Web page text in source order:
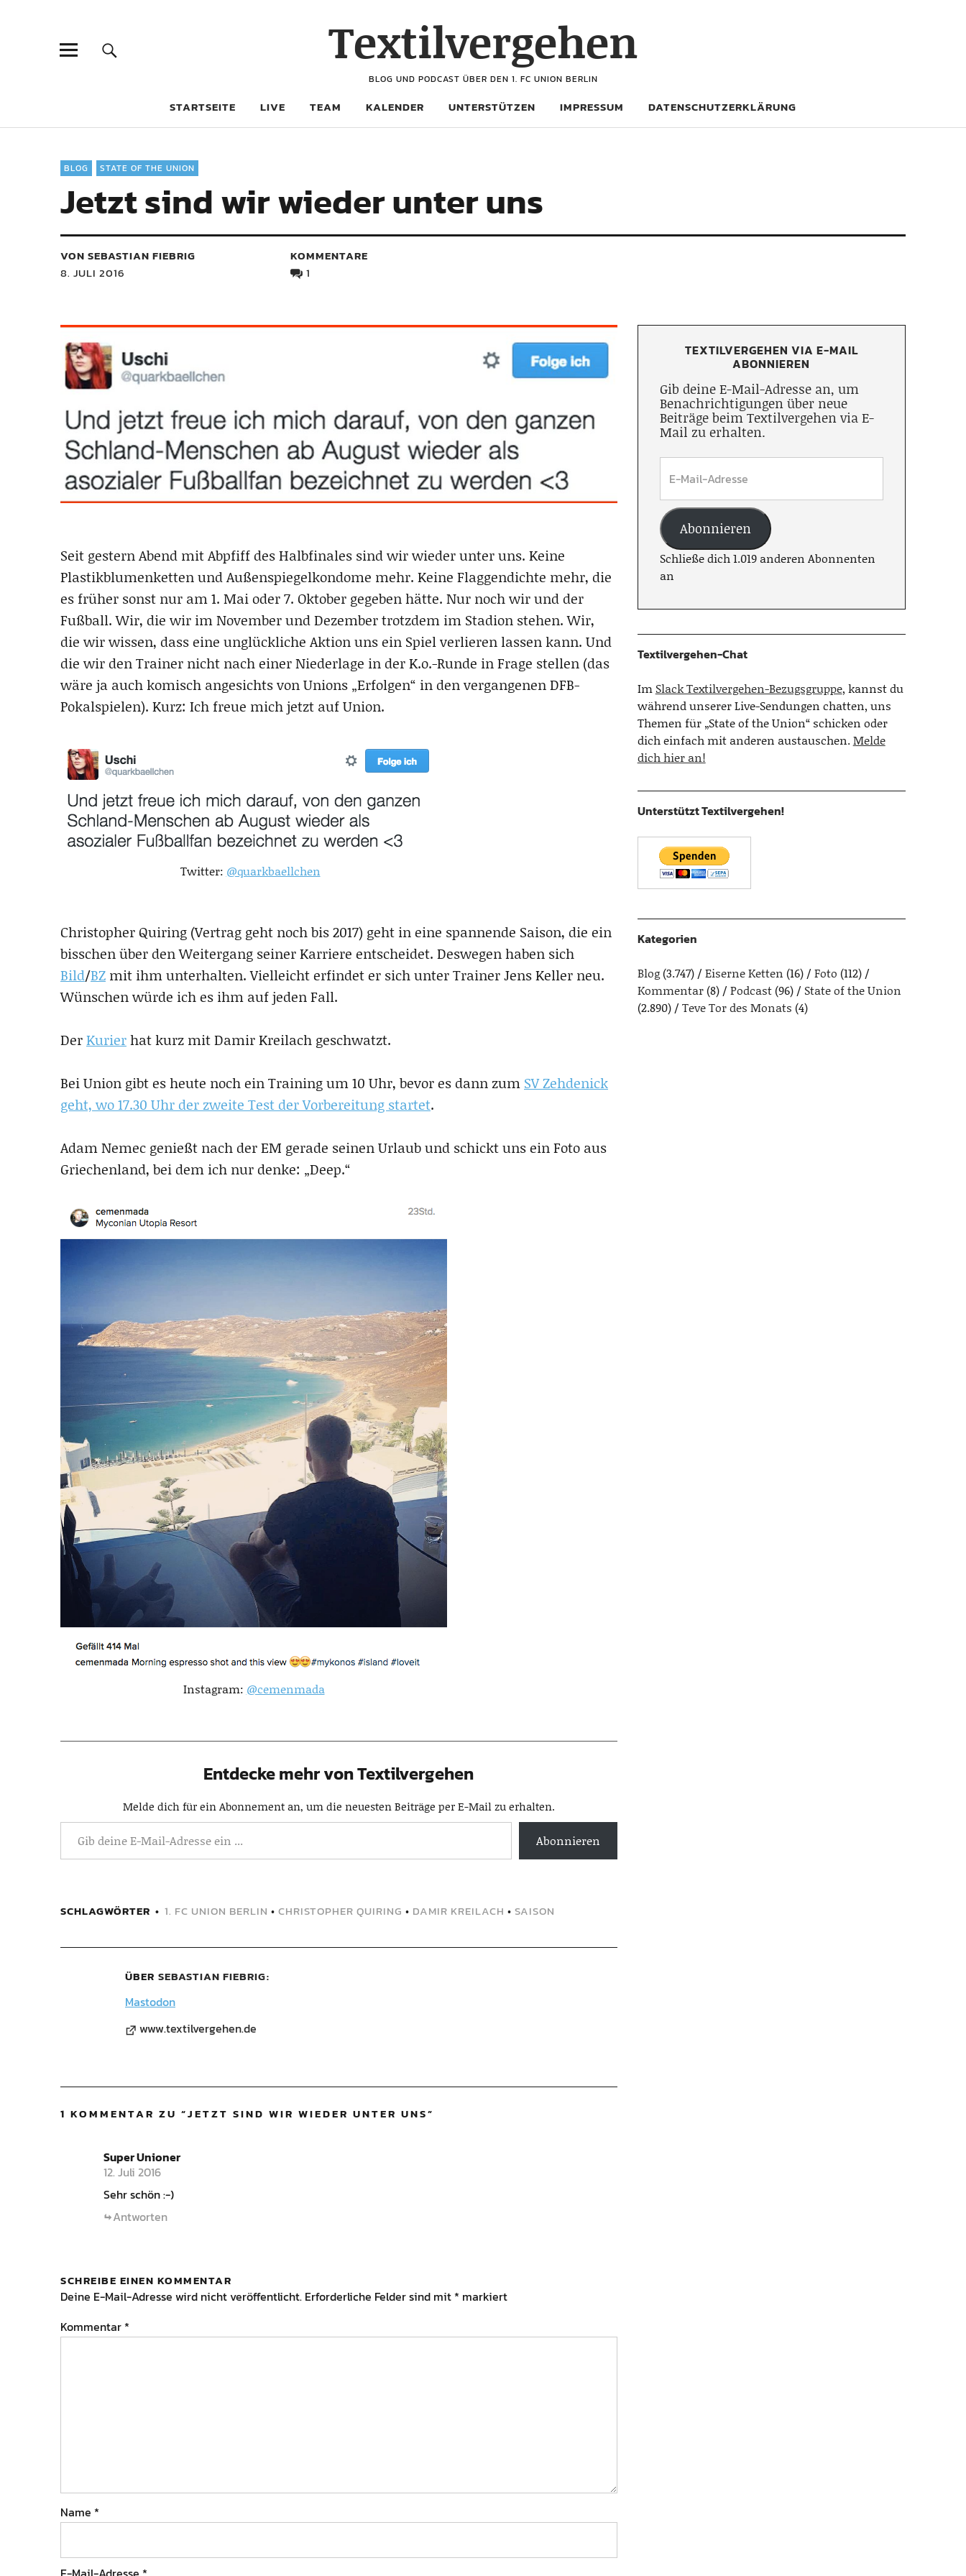
Textilvergehen
BLOG UND PODCAST ÜBER DEN 1. FC UNION BERLIN
STARTSEITE LIVE TEAM KALENDER UNTERSTÜTZEN IMPRESSUM DATENSCHUTZERKLÄRUNG
BLOG STATE OF THE UNION
Jetzt sind wir wieder unter uns
VON SEBASTIAN FIEBRIG
8. JULI 2016
KOMMENTARE
1
Seit gestern Abend mit Abpfiff des Halbfinales sind wir wieder unter uns. Keine
Plastikblumenketten und Außenspiegelkondome mehr. Keine Flaggendichte mehr, die
es früher sonst nur am 1. Mai oder 7. Oktober gegeben hätte. Nur noch wir und der
Fußball. Wir, die wir im November und Dezember trotzdem im Stadion stehen. Wir,
die wir wissen, dass eine unglückliche Aktion uns ein Spiel verlieren lassen kann. Und
die wir den Trainer nicht nach einer Niederlage in der K.o.-Runde in Frage stellen (das
wäre ja auch komisch angesichts von Unions „Erfolgen“ in den vergangenen DFB-
Pokalspielen). Kurz: Ich freue mich jetzt auf Union.
Twitter: @quarkbaellchen
Christopher Quiring (Vertrag geht noch bis 2017) geht in eine spannende Saison, die ein
bisschen über den Weitergang seiner Karriere entscheidet. Deswegen haben sich
Bild/BZ mit ihm unterhalten. Vielleicht erfindet er sich unter Trainer Jens Keller neu.
Wünschen würde ich es ihm auf jeden Fall.
DerKurierhat kurz mit Damir Kreilach geschwatzt.
Bei Union gibt es heute noch ein Training um 10 Uhr, bevor es dann zum SV Zehdenick
geht, wo 17.30 Uhr der zweite Test der Vorbereitung startet.
Adam Nemec genießt nach der EM gerade seinen Urlaub und schickt uns ein Foto aus
Griechenland, bei dem ich nur denke: „Deep.“
Instagram: @cemenmada
Entdecke mehr von Textilvergehen
Melde dich für ein Abonnement an, um die neuesten Beiträge per E-Mail zu erhalten.
Abonnieren
SCHLAGWÖRTER 1. FC UNION BERLIN • CHRISTOPHER QUIRING • DAMIR KREILACH • SAISON
ÜBER SEBASTIAN FIEBRIG
Mastodon
www.textilvergehen.de
1 KOMMENTAR ZU “JETZT SIND WIR WIEDER UNTER UNS”
Super Unioner
12. Juli 2016
Sehr schön :-)
Antworten
SCHREIBE EINEN KOMMENTAR
Deine E-Mail-Adresse wird nicht veröffentlicht. Erforderliche Felder sind mit * markiert
Kommentar *
Name *
TEXTILVERGEHEN VIA E-MAIL
ABONNIEREN
Gib deine E-Mail-Adresse an, um
Benachrichtigungen über neue
Beiträge beim Textilvergehen via E-
Mail zu erhalten.
Abonnieren
Schließe dich 1.019 anderen Abonnenten
an
Textilvergehen-Chat
Im Slack Textilvergehen-Bezugsgruppe, kannst du
während unserer Live-Sendungen chatten, uns
Themen für „State of the Union“ schicken oder
dich einfach mit anderen austauschen.Melde
dich hier an!
Unterstützt Textilvergehen!
Kategorien
Blog(3.747) Eiserne Ketten (16) Foto (112)
Kommentar(8) Podcast(96)
State of the Union
(2.890)
Teve Tor des Monats (4)